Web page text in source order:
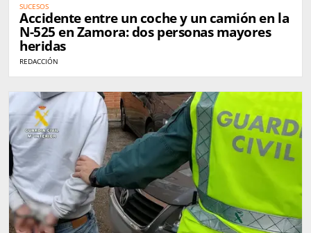
SUCESOS
Accidente entre un coche y un camión en la
N-525 en Zamora: dos personas mayores
heridas
REDACCIÓN